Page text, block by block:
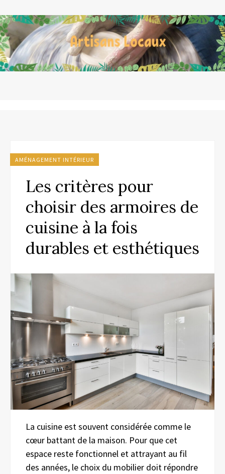
AMÉNAGEMENT INTÉRIEUR
Les critères pour
choisir des armoires de
cuisine à la fois
durables et esthétiques
La cuisine est souvent considérée comme le
cœur battant de la maison. Pour que cet
espace reste fonctionnel et attrayant au fil
des années, le choix du mobilier doit répondre